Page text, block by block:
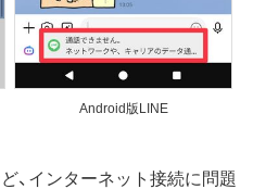
Android版LINE
、インターネット接続に問題